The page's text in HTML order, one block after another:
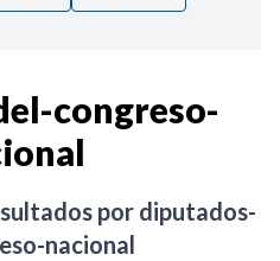
congreso-
por diputados-
nacional